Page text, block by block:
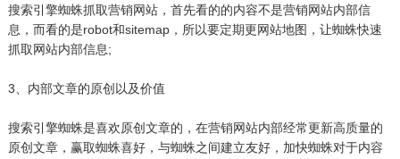
搜索引擎蜘蛛抓取营销网站，首先看的的内容不是营销网站内部信
息，而看的是robot和sitemap，所以要定期更网站地图，让蜘蛛快速
抓取网站内部信息;
3、内部文章的原创以及价值
搜索引擎蜘蛛是喜欢原创文章的，在营销网站内部经常更新高质量的
原创文章，赢取蜘蛛喜好，与蜘蛛之间建立友好，加快蜘蛛对于内容